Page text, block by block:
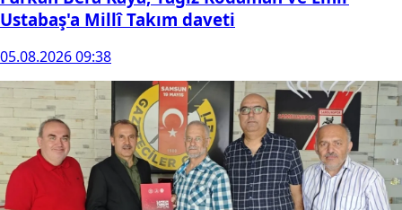
Ustabaş'a Millî Takım daveti
05.08.2026 09:38